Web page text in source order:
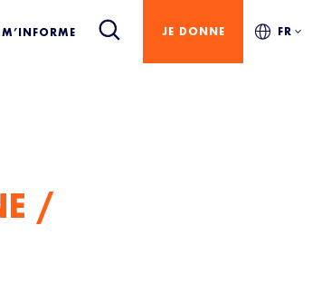
M’INFORME JE DONNE FR
/